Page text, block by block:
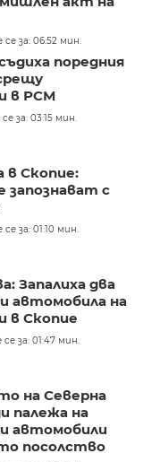
за: 06:52 мин.
поредния
в РСМ
за: 03:15 мин.
в Скопие:
с
за: 01:10 мин.
Запалиха два
автомобила на
в Скопие
за: 01:47 мин.
на Северна
палежа на
автомобили
посолство